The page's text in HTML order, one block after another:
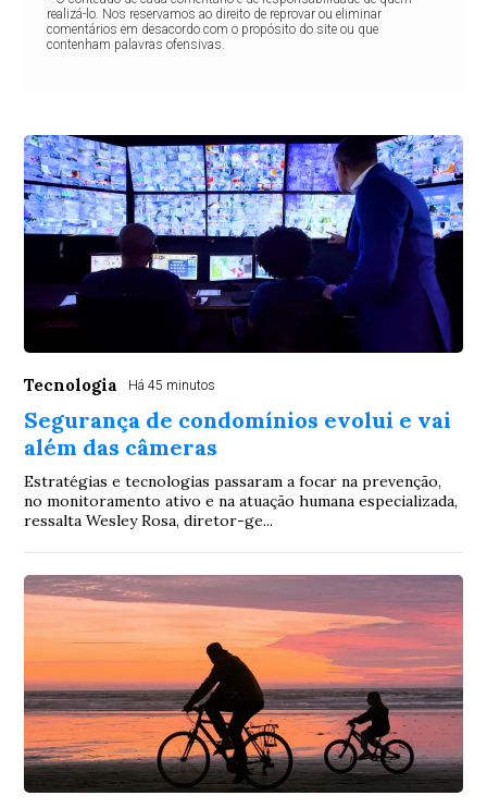
realizá-lo. Nos reservamos ao direito de reprovar ou eliminar
comentários em desacordo com o propósito do site ou que
contenham palavras ofensivas.
Tecnologia Há 45 minutos
Segurança de condomínios evolui e vai
além das câmeras
Estratégias e tecnologias passaram a focar na prevenção,
no monitoramento ativo e na atuação humana especializada,
ressalta Wesley Rosa, diretor-ge...